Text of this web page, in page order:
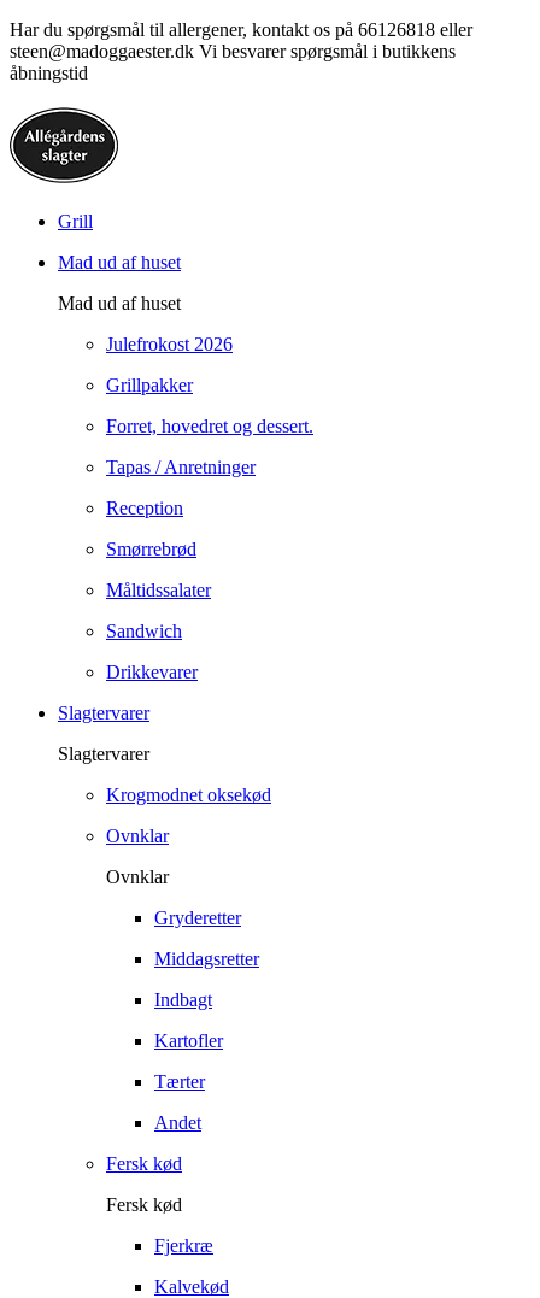
Har du spørgsmål til allergener, kontakt os på 66126818 eller
steen@madoggaester.dk Vi besvarer spørgsmål i butikkens
åbningstid
Grill
Mad ud af huset
Mad ud af huset
Julefrokost 2026
Grillpakker
Forret, hovedret og dessert.
Tapas / Anretninger
Reception
Smørrebrød
Måltidssalater
Sandwich
Drikkevarer
Slagtervarer
Slagtervarer
Krogmodnet oksekød
Ovnklar
Ovnklar
Gryderetter
Middagsretter
Indbagt
Kartofler
Tærter
Andet
Fersk kød
Fersk kød
Fjerkræ
Kalvekød